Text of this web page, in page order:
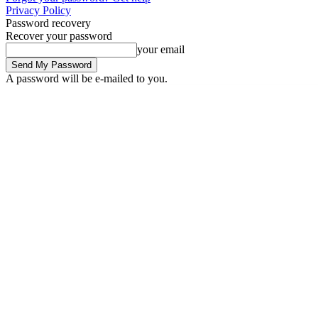
Privacy Policy
Password recovery
Recover your password
your email
A password will be e-mailed to you.